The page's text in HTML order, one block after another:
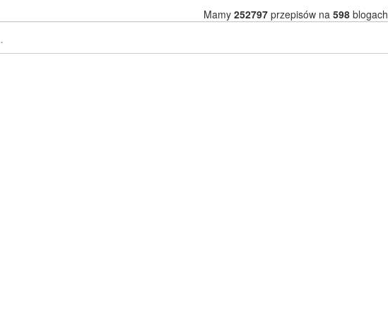
Mamy 252797przepisów na 598